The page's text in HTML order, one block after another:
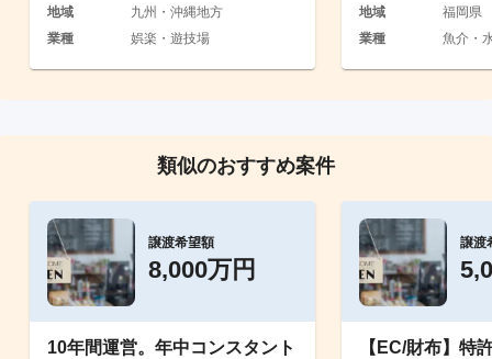
地域
九州・沖縄地方
業種
娯楽・遊技場
地域
福岡県
業種
魚介・
類似のおすすめ案件
譲渡希望額
8,000万円
10年間運営。年中コンスタント
譲渡
【EC/財布】